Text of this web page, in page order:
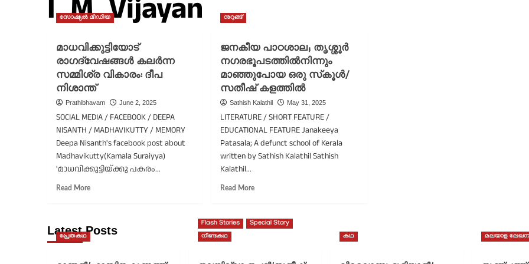
I. M. Vijayan
സോഷ്യൽ മീഡിയ
മാധവിക്കുട്ടിയോട്
രാഗദ്വേഷങ്ങൾ കലർന്ന
സമ്മിശ്ര വികാരം: ദീപ
നിശാന്ത്
Prathibhavam June 2, 2025
SOCIAL MEDIA / FACEBOOK / DEEPA
NISANTH / MADHAVIKUTTY / MEMORY
Deepa Nisanth's facebook post about
Madhavikutty(Kamala Suraiyya)
'മാധവിക്കുട്ടിയ്ക്കു പകരം...
Read MoreRead
രാഗദ്വേഷങ്ങൾ
കലർന്ന
നുറുങ്ങ്
ജനകീയ പാഠശാല; തൃശ്ശൂർ
നഗരഭൂപടത്തിൽനിന്നും
മാഞ്ഞുപോയ ഒരു സ്‌കൂൾ/
സതീഷ് കളത്തിൽ
Sathish Kalathil May 31, 2025
LITERATURE / SHORT FEATURE /
EDUCATIONAL FEATURE Janakeeya
Patasala; A defunct school of Kerala
written by Sathish Kalathil Sathish
Kalathil...
Read MoreRead
ജനകീയ
പാഠശാല;
Latest Posts
പ്രേതകഥ
Flash Stories
Special Story
നീണ്ടകഥ
കഥ മലയാള